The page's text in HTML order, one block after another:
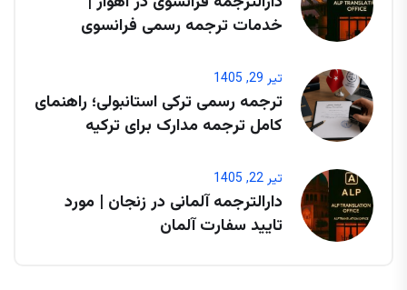
خدمات ترجمه رسمی فرانسوی
تیر 29, 1405
ترجمه رسمی ترکی استانبولی؛ راهنمای
کامل ترجمه مدارک برای ترکیه
تیر 22, 1405
دارالترجمه آلمانی در زنجان | مورد
تایید سفارت آلمان